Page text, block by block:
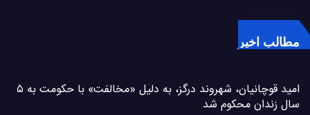
مطالب اخیر
امید قوچانیان، شهروند درگز، به دلیل «مخالفت» با حکومت به ۵
سال زندان محکوم شد